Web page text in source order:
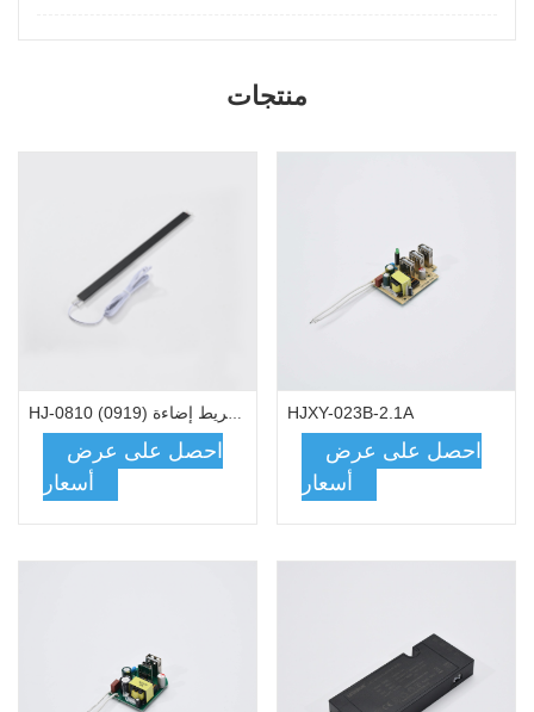
منتجات
احصل على عرض
أسعار
HJXY-023B-2.1A
احصل على عرض
أسعار